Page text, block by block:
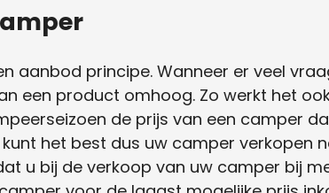
aanbod principe. Wanneer er veel
een product omhoog. Zo werkt het
de prijs van een camper
het best dus uw camper verkopen
u bij de verkoop van uw camper bij